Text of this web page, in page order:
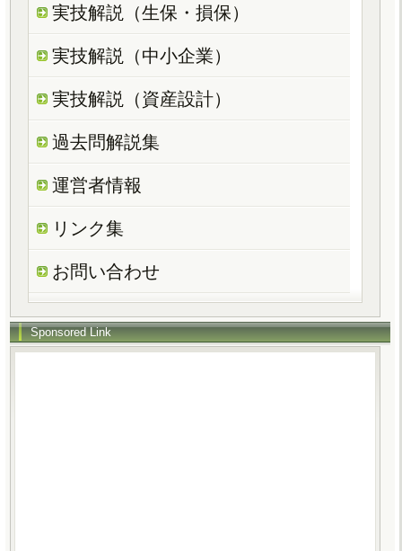
実技解説（生保・損保）
実技解説（中小企業）
実技解説（資産設計）
過去問解説集
運営者情報
リンク集
お問い合わせ
Sponsored Link